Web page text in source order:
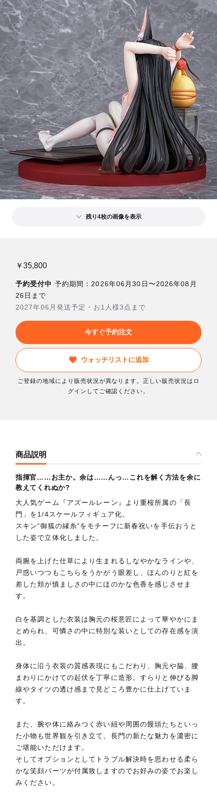
残り4枚の画像を表示
￥35,800
予約受付中 予約期間：2026年06月30日〜2026年08月
26日まで
2027年06月発送予定・お1人様3点まで
今すぐ予約注文
ウォッチリストに追加
ご登録の地域により販売状況が異なります。正しい販売状況はロ
グインしてご確認ください。
商品説明
指揮官……お主か。余は……んっ…これを解く方法を余に
教えてくれぬか?
大人気ゲーム『アズールレーン』より重桜所属の「長
門」を1/4スケールフィギュア化。
スキン“御狐の縁糸“をモチーフに新春祝いを手伝おうと
した姿で立体化しました。
両腕を上げた仕草により生まれるしなやかなラインや、
戸惑いつつもこちらをうかがう眼差し、ほんのりと紅を
差した頬が慎ましさの中にほのかな色香を感じさせま
す。
白を基調とした衣装は胸元の桜意匠によって華やかにま
とめられ、可憐さの中に特別な装いとしての存在感を演
出。
身体に沿う衣装の質感表現にもこだわり、胸元や脇、腰
まわりにかけての起伏を丁寧に造形。すらりと伸びる脚
線やタイツの透け感まで見どころ豊かに仕上げていま
す。
また、腕や体に絡みつく赤い紐や周囲の饅頭たちといっ
た小物も世界観を引き立て、長門の新たな魅力を濃密に
ご堪能いただけます。
そしてオプションとしてトラブル解決時を思わせる柔ら
かな笑顔パーツが付属致しますのでお好みの姿でお楽し
みください。